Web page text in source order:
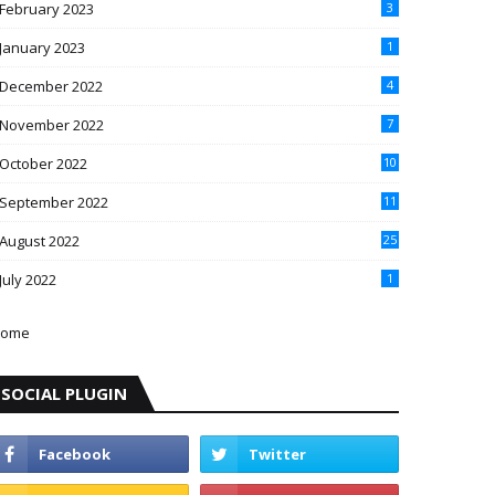
February 2023 3
January 2023 1
December 2022 4
November 2022 7
October 2022 10
September 2022 11
August 2022 25
July 2022 1
SOCIAL PLUGIN